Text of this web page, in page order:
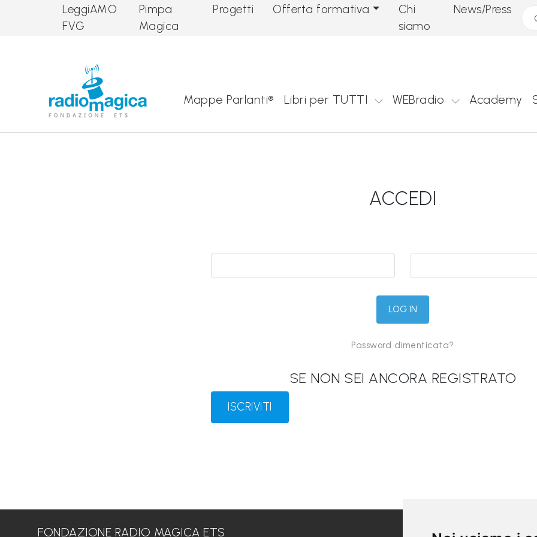
LeggiAMO
FVG
Pimpa
Magica
Progetti Offerta formativa
Chi
siamo
News/Press
Mappe Parlanti® Libri per TUTTI WEBradio Academy
ACCEDI
Password dimenticata?
SE NON SEI ANCORA REGISTRATO
ISCRIVITI
FONDAZIONE RADIO MAGICA ETS LINK UTILI